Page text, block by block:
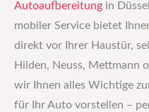
Autoaufbereitung in
mobiler Service bietet
direkt vor Ihrer Haustür,
Hilden, Neuss, Mettmann
wir Ihnen alles Wichtige
für Ihr Auto vorstellen –